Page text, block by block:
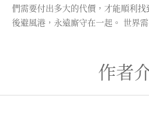
們需要付出多大的代價，才能順利
後避風港，永遠廝守在一起。 世界
作者